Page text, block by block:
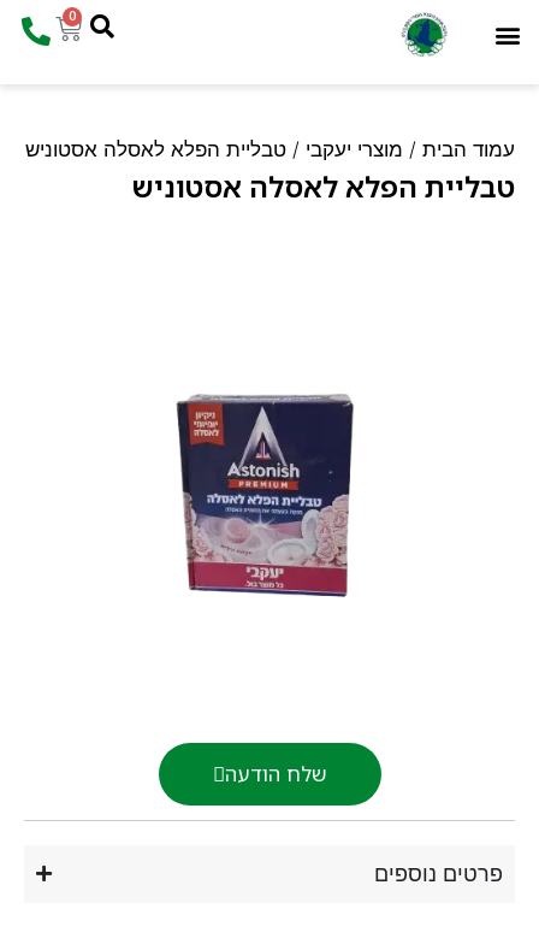
הבית /מוצרי יעקבי / טבליית הפלא לאסלה אסטוניש
הפלא לאסלה אסטוניש
שלח הודעה
נוספים